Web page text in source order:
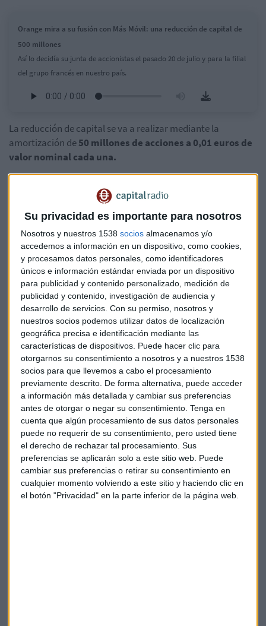
Su privacidad es importante para nosotros
Nosotros y nuestros 1538 socios almacenamos y/o
accedemos a información en un dispositivo, como cookies,
y procesamos datos personales, como identificadores
únicos e información estándar enviada por un dispositivo
para publicidad y contenido personalizado, medición de
publicidad y contenido, investigación de audiencia y
desarrollo de servicios. Con su permiso, nosotros y
nuestros socios podemos utilizar datos de localización
geográfica precisa e identificación mediante las
características de dispositivos. Puede hacer clic para
otorgarnos su consentimiento a nosotros y a nuestros 1538
socios para que llevemos a cabo el procesamiento
previamente descrito. De forma alternativa, puede acceder
a información más detallada y cambiar sus preferencias
antes de otorgar o negar su consentimiento. Tenga en
cuenta que algún procesamiento de sus datos personales
puede no requerir de su consentimiento, pero usted tiene
el derecho de rechazar tal procesamiento. Sus
preferencias se aplicarán solo a este sitio web. Puede
cambiar sus preferencias o retirar su consentimiento en
cualquier momento volviendo a este sitio y haciendo clic en
el botón "Privacidad" en la parte inferior de la página web.
Orange mira a su fusión con Más Móvil: una reducción de capital de
500 millones
Así lo decidía su junta de accionistas el pasado 20 de julio y para la filial
del grupo francés en nuestro país.
La reducción de capital se va a realizar mediante la
amortización de50 millones de acciones a 0,01 euros de
valor nominal cada una.
pasado 20 de julio....cuando matizaba que el capital de la
filial española pasaría de tener 1.098 millones de euros a 598
millones.
Equilibrar las valoraciones
Se trata de un proceso necesario para que Orange España
pague un dividendo a Orange con el fin de equilibrar las
valoraciones que se hicieron en su día a MásMóvil y a
Orange. Para equilibrar estas valoraciones,Orange España
tiene que pagar un dividendo al grupo de unos 4.000
millones.
Este es un trámite más para proseguir con la fusión de
Orange-MásMóvily se ejecutará solo si la operación sale
adelante. En caso de que Bruselas no autorice la fusión, esta
reducción de capital no se llevaría a efecto